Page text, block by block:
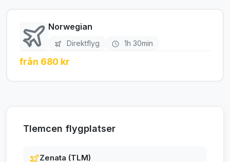
Norwegian
Direktflyg 1h 30min
från 680 kr
Tlemcen flygplatser
Zenata (TLM)